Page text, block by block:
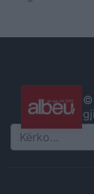
©
Search